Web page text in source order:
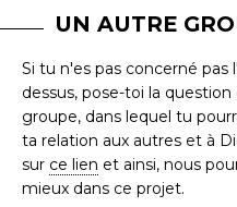
UN AUTRE
Si tu n'es pas concerné
dessus, pose-toi la
groupe, dans lequel tu
ta relation aux autres et à
sur ce lien et ainsi, nous
mieux dans ce projet.